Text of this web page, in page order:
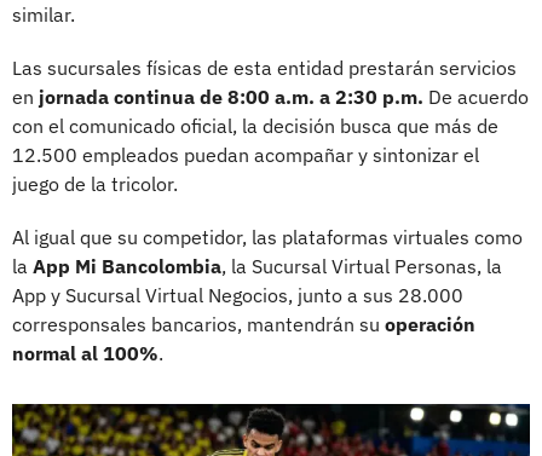
similar.
Las sucursales físicas de esta entidad prestarán servicios
en jornada continua de 8:00 a.m. a 2:30 p.m. De acuerdo
con el comunicado oficial, la decisión busca que más de
12.500 empleados puedan acompañar y sintonizar el
juego de la tricolor.
Al igual que su competidor, las plataformas virtuales como
la App Mi Bancolombia, la Sucursal Virtual Personas, la
App y Sucursal Virtual Negocios, junto a sus 28.000
corresponsales bancarios, mantendrán su operación
normal al 100%.